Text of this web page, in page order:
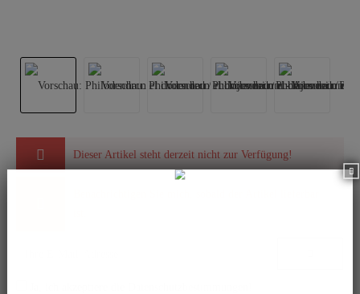
Dieser Artikel steht derzeit nicht zur Verfügung!